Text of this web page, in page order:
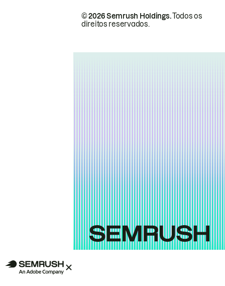
© 2026 Semrush Holdings.Todos os
direitos reservados.